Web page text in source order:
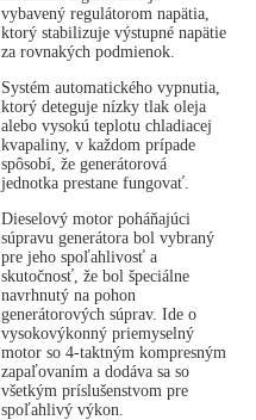
vybavený regulátorom napätia,
ktorý stabilizuje výstupné napätie
za rovnakých podmienok.
Systém automatického vypnutia,
ktorý deteguje nízky tlak oleja
alebo vysokú teplotu chladiacej
kvapaliny, v každom prípade
spôsobí, že generátorová
jednotka prestane fungovať.
Dieselový motor poháňajúci
súpravu generátora bol vybraný
pre jeho spoľahlivosť a
skutočnosť, že bol špeciálne
navrhnutý na pohon
generátorových súprav. Ide o
vysokovýkonný priemyselný
motor so 4-taktným kompresným
zapaľovaním a dodáva sa so
všetkým príslušenstvom pre
spoľahlivý výkon.